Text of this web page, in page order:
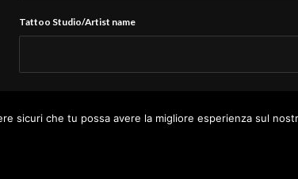
Tattoo Studio/Artist name
sicuri che tu possa avere la migliore esperienza sul